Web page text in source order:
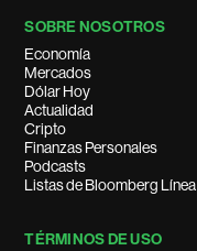
SOBRE NOSOTROS
Economía
Mercados
Dólar Hoy
Actualidad
Cripto
Finanzas Personales
Podcasts
Listas de Bloomberg Línea
TÉRMINOS DE USO